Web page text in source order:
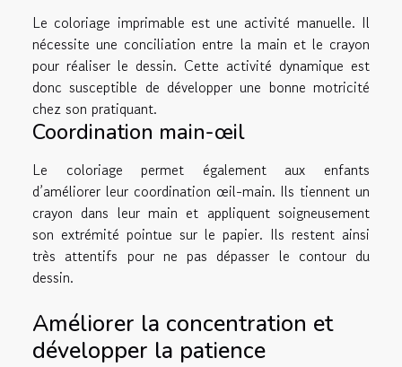
Le coloriage imprimable est une activité manuelle. Il
nécessite une conciliation entre la main et le crayon
pour réaliser le dessin. Cette activité dynamique est
donc susceptible de développer une bonne motricité
chez son pratiquant.
Coordination main-œil
Le coloriage permet également aux enfants
d’améliorer leur coordination œil-main. Ils tiennent un
crayon dans leur main et appliquent soigneusement
son extrémité pointue sur le papier. Ils restent ainsi
très attentifs pour ne pas dépasser le contour du
dessin.
Améliorer la concentration et
développer la patience